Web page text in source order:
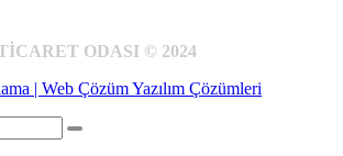
ODASI © 2024